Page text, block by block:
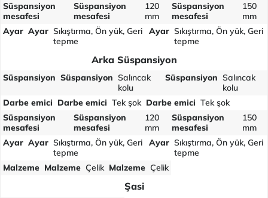
Süspansiyon
mesafesi
Süspansiyon
mesafesi
120
mm
Süspansiyon
mesafesi
150
mm
Ayar Ayar Sıkıştırma, Ön yük, Geri
tepme
Ayar Sıkıştırma, Ön yük, Geri
tepme
Arka Süspansiyon
Süspansiyon Süspansiyon Salıncak
kolu
Süspansiyon Salıncak
kolu
Darbe emici Darbe emici Tek şok Darbe emici Tek şok
Süspansiyon
mesafesi
Süspansiyon
mesafesi
120
mm
Süspansiyon
mesafesi
150
mm
Ayar Ayar Sıkıştırma, Ön yük, Geri
tepme
Ayar Sıkıştırma, Ön yük, Geri
tepme
Malzeme Malzeme Çelik Malzeme Çelik
Şasi